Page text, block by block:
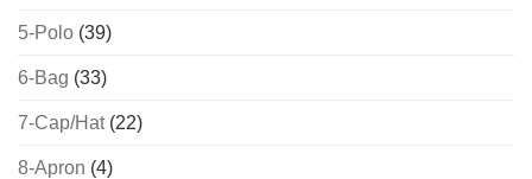
5-Polo (39)
6-Bag (33)
7-Cap/Hat(22)
8-Apron (4)